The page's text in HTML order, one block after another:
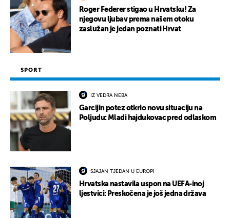
Roger Federer stigao u Hrvatsku! Za
njegovu ljubav prema našem otoku
zaslužan je jedan poznati Hrvat
SPORT
IZ VEDRA NEBA
Garcijin potez otkrio novu situaciju na
Poljudu: Mladi hajdukovac pred odlaskom
SJAJAN TJEDAN U EUROPI
Hrvatska nastavila uspon na UEFA-inoj
ljestvici: Preskočena je još jedna država